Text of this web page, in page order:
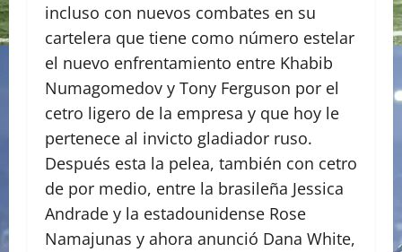
incluso con nuevos combates en su
cartelera que tiene como número estelar
el nuevo enfrentamiento entre Khabib
Numagomedov y Tony Ferguson por el
cetro ligero de la empresa y que hoy le
pertenece al invicto gladiador ruso.
Después esta la pelea, también con cetro
de por medio, entre la brasileña Jessica
Andrade y la estadounidense Rose
Namajunas y ahora anunció Dana White,